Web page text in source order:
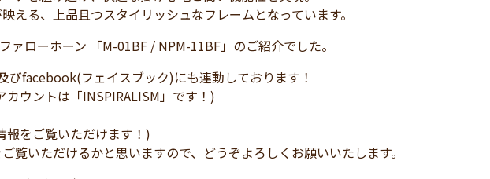
る、上品且つスタイリッシュなフレームとなっています。
ローホーン 「M-01BF / NPM-11BF」のご紹介でした。
facebook(フェイスブック)にも連動しております！
ウントは「INSPIRALISM」です！)
をご覧いただけます！)
覧いただけるかと思いますので、どうぞよろしくお願いいたします。